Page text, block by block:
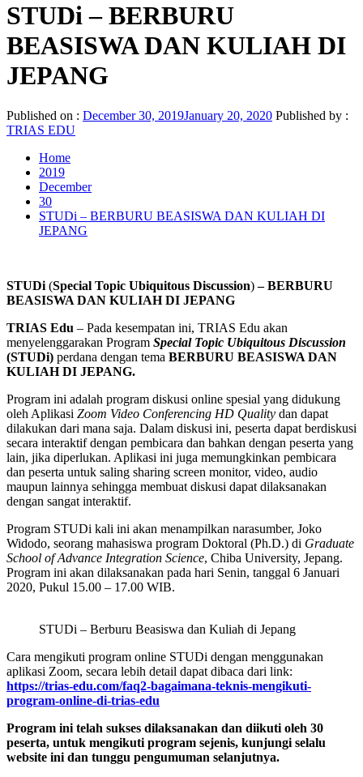
STUDi – BERBURU
BEASISWA DAN KULIAH DI
JEPANG
Published on : December 30, 2019January 20, 2020 Published by :
TRIAS EDU
Home
2019
December
30
STUDi – BERBURU BEASISWA DAN KULIAH DI
JEPANG
STUDi (Special Topic Ubiquitous Discussion)– BERBURU
BEASISWA DAN KULIAH DI JEPANG
TRIAS Edu – Pada kesempatan ini, TRIAS Edu akan
menyelenggarakan Program Special Topic Ubiquitous Discussion
(STUDi) perdana dengan tema BERBURU BEASISWA DAN
KULIAH DI JEPANG.
Program ini adalah program diskusi online spesial yang didukung
oleh Aplikasi Zoom Video Conferencing HD Quality dan dapat
dilakukan dari mana saja. Dalam diskusi ini, peserta dapat berdiskusi
secara interaktif dengan pembicara dan bahkan dengan peserta yang
lain, jika diperlukan. Aplikasi ini juga memungkinkan pembicara
dan peserta untuk saling sharing screen monitor, video, audio
maupun lainnya sehingga membuat diskusi dapat dilaksanakan
dengan sangat interaktif.
Program STUDi kali ini akan menampilkan narasumber, Joko
Widodo, seorang mahasiswa program Doktoral (Ph.D.) di Graduate
School of Advance Integration Science, Chiba University, Jepang.
Program ini akan dilaksanakan pada hari Senin, tanggal 6 Januari
2020, Pukul 15.00 – 17.00 WIB.
STUDi – Berburu Beasiswa dan Kuliah di Jepang
Cara mengikuti program online STUDi dengan menggunakan
aplikasi Zoom, secara lebih detail dapat dibaca dari link:
https://trias-edu.com/faq2-bagaimana-teknis-mengikuti-
program-online-di-trias-edu
Program ini telah sukses dilaksanakan dan diikuti oleh 30
peserta, untuk mengikuti program sejenis, kunjungi selalu
website ini dan tunggu pengumuman selanjutnya.